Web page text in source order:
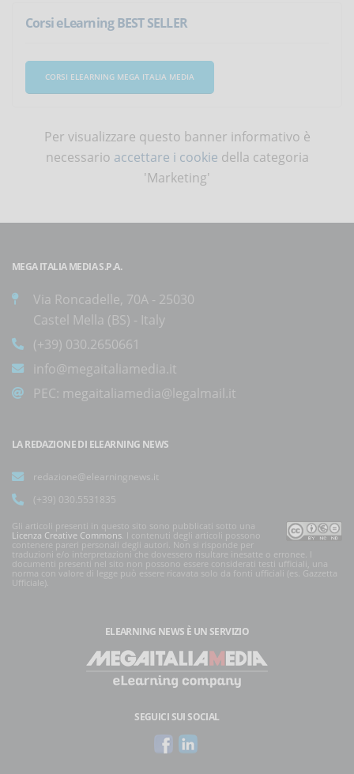
Corsi eLearning BEST SELLER
CORSI ELEARNING MEGA ITALIA MEDIA
Per visualizzare questo banner informativo è
necessario accettare i cookie della categoria
'Marketing'
MEGA ITALIA MEDIA S.P.A.
Via Roncadelle, 70A - 25030
Castel Mella (BS) - Italy
(+39) 030.2650661
info@megaitaliamedia.it
PEC: megaitaliamedia@legalmail.it
LA REDAZIONE DI ELEARNING NEWS
redazione@elearningnews.it
(+39) 030.5531835
Gli articoli presenti in questo sito sono pubblicati sotto una
Licenza Creative Commons. I contenuti degli articoli possono
contenere pareri personali degli autori. Non si risponde per
traduzioni e/o interpretazioni che dovessero risultare inesatte o erronee. I
documenti presenti nel sito non possono essere considerati testi ufficiali, una
norma con valore di legge può essere ricavata solo da fonti ufficiali (es. Gazzetta
Ufficiale).
ELEARNING NEWS È UN SERVIZIO
SEGUICI SUI SOCIAL